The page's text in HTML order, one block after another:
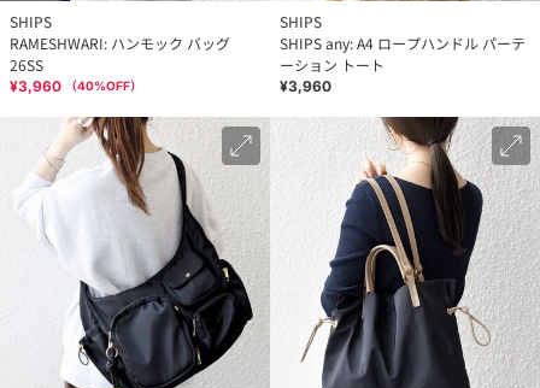
SHIPS
RAMESHWARI: ハンモック バッグ
26SS
¥3,960 （40%OFF）
SHIPS
SHIPS any: A4 ロープハンドル パーテ
ーション トート
¥3,960